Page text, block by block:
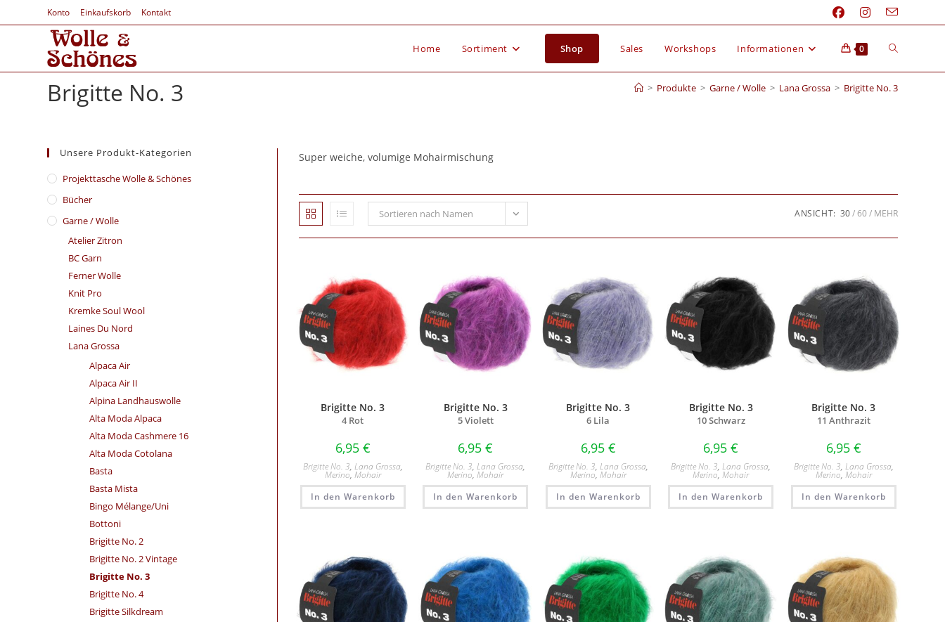
Konto Einkaufskorb Kontakt
Home Sortiment Shop Sales Workshops Informationen 0
Brigitte No. 3 > Produkte > Garne / Wolle > Lana Grossa > Brigitte No. 3
Super weiche, volumige Mohairmischung
Sortieren nach Namen ANSICHT: 30 60 MEHR
Brigitte No. 3
4 Rot
6,95 €
Brigitte No. 3, Lana Grossa,
Merino, Mohair
In den Warenkorb
Brigitte No. 3
5 Violett
6,95€
Brigitte No. 3,Lana Grossa,
Merino,Mohair
In den Warenkorb
Brigitte No. 3
6 Lila
6,95 €
Brigitte No. 3, Lana Grossa,
Merino, Mohair
In den Warenkorb
Brigitte No. 3
10 Schwarz
6,95€
Brigitte No. 3,Lana Grossa,
Merino,Mohair
In den Warenkorb
Brigitte No. 3
11 Anthrazit
6,95 €
Brigitte No. 3, Lana Grossa,
Merino, Mohair
In den Warenkorb
Unsere Produkt-Kategorien
​Projekttasche Wolle & Schönes
Bücher
Garne / Wolle
Atelier Zitron
BC Garn
Ferner Wolle
Knit Pro
Kremke Soul Wool
Laines Du Nord
Lana Grossa
Alpaca Air
Alpaca Air II
Alpina Landhauswolle
Alta Moda Alpaca
Alta Moda Cashmere 16
Alta Moda Cotolana
Basta
Basta Mista
Bingo Mélange/​Uni
Bottoni
Brigitte No. 2
Brigitte No. 2 Vintage
Brigitte No. 3
Brigitte No. 4
Brigitte Silkdream